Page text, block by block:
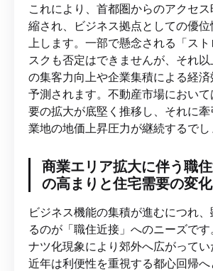
これにより、首都圏からのアクセ
縮され、ビジネス拠点としての優
上します。一部で懸念される「ス
スクも否定はできませんが、それ
の集客力向上や企業集積による経済
予測されます。不動産市場におい
要の拡大が底堅く推移し、それに
業地の地価上昇圧力が継続するでし
商業エリア拡大に伴う職
の高まりと住宅需要の変化
ビジネス機能の集積が進むにつれ、
るのが「職住近接」へのニーズで
ナツ化現象により郊外へ広がってい
近年は利便性を重視する都心回帰